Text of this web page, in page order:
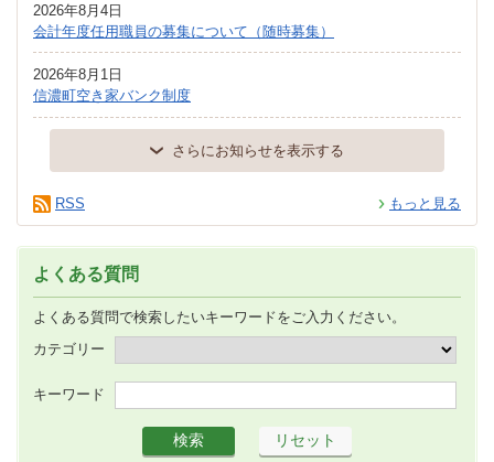
2026年8月4日
会計年度任用職員の募集について（随時募集）
2026年8月1日
信濃町空き家バンク制度
さらにお知らせを表示する
もっと見る
RSS
よくある質問
よくある質問で検索したいキーワードをご入力ください。
カテゴリー
キーワード